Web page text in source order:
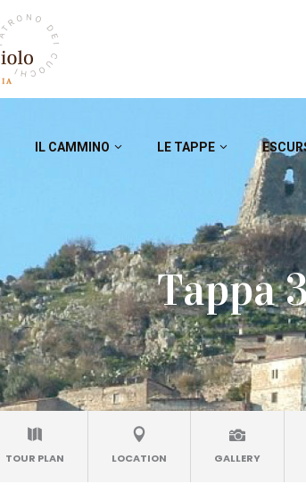
IL CAMMINO LE TAPPE
Tappa
TOUR PLAN LOCATION GALLERY